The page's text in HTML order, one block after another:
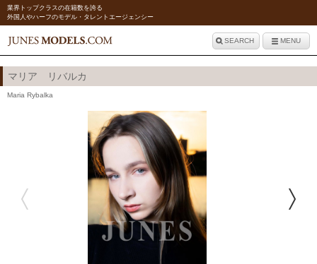
業界トップクラスの在籍数を誇る
外国人やハーフのモデル・タレントエージェンシー
SEARCH MENU
マリア リバルカ
Maria Rybalka